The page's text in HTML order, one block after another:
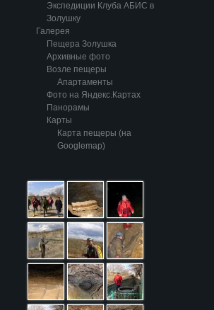
Экспедиции Клуба АБИС в
Золушку
Галерея
Пещера Золушка
Архивные фото
Возле пещеры
Апартаменты
Фото на Яндекс.Картах
Панорамы
Карты
Карта пещеры (на
Googlemap)